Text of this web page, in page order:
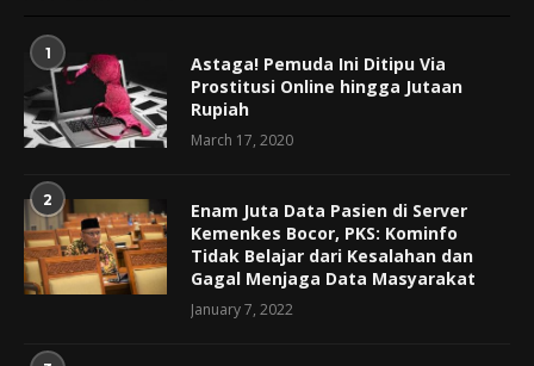
1
Astaga! Pemuda Ini Ditipu Via
Prostitusi Online hingga Jutaan
Rupiah
March 17, 2020
2
Enam Juta Data Pasien di Server
Kemenkes Bocor, PKS: Kominfo
Tidak Belajar dari Kesalahan dan
Gagal Menjaga Data Masyarakat
January 7, 2022